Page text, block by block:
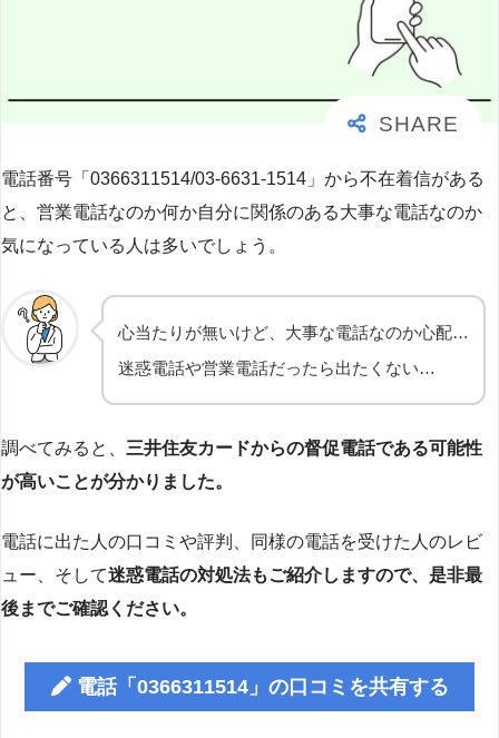
電話番号「0366311514/03-6631-1514」から不在着信がある
と、営業電話なのか何か自分に関係のある大事な電話なのか
気になっている人は多いでしょう。
心当たりが無いけど、大事な電話なのか心配…
迷惑電話や営業電話だったら出たくない…
調べてみると、 三井住友カードからの督促電話である可能性
が高いことが分かりました。
電話に出た人の口コミや評判、同様の電話を受けた人のレビ
ュー、そして迷惑電話の対処法もご紹介しますので、是非最
後までご確認ください。
電話「0366311514」の口コミを共有する